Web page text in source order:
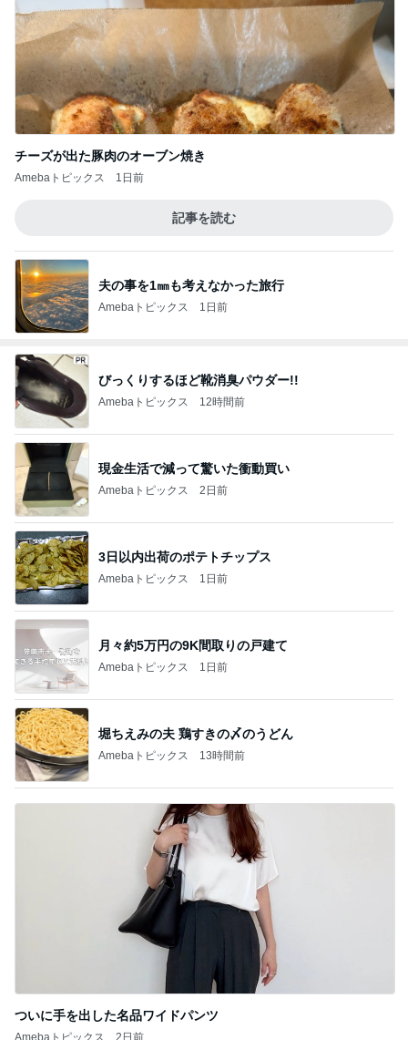
チーズが出た豚肉のオーブン焼き
Amebaトピックス 1日前
記事を読む
夫の事を1㎜も考えなかった旅行
Amebaトピックス 1日前
びっくりするほど靴消臭パウダー!!
Amebaトピックス 12時間前
現金生活で減って驚いた衝動買い
Amebaトピックス 2日前
3日以内出荷のポテトチップス
Amebaトピックス 1日前
月々約5万円の9K間取りの戸建て
Amebaトピックス 1日前
堀ちえみの夫 鶏すきの〆のうどん
Amebaトピックス 13時間前
ついに手を出した名品ワイドパンツ
Amebaトピックス 2日前